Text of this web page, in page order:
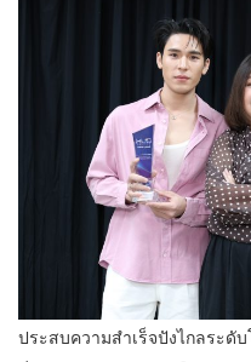
ประสบความสำเร็จปังไกลระ